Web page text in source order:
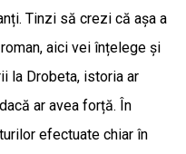
Tinzi să crezi că așa a
aici vei înțelege și
la Drobeta, istoria ar
ar avea forță. În
efectuate chiar în